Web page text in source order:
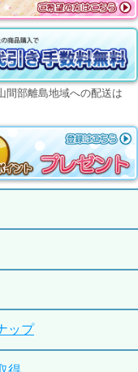
間部離島地域への配送は
ップ